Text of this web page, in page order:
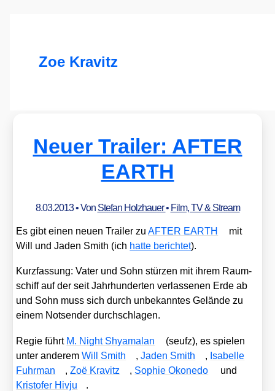
Zoe Kravitz
Neuer Trailer: AFTER
EARTH
8.03.2013• Von Stefan Holzhauer• Film, TV & Stream
Es gibt einen neu­en Trai­ler zuAFTER EARTH
mit
Will und Jaden Smith (ich hat­te berich­tet).
Kurz­fas­sung: Vater und Sohn stür­zen mit ihrem Raum­
schiff auf der seit Jahr­hun­der­ten ver­las­se­nen Erde ab
und Sohn muss sich durch unbe­kann­tes Gelän­de zu
einem Not­sen­der durch­schla­gen.
Regie führt M. Night Shya­mal­an
(seufz), es spie­len
unter ande­remWill Smith ,Jaden Smith , Isa­bel­le
Fuhr­man
,Zoë Kra­vitz , Sophie Oko­n­edo
und
Kris­to­fer Hiv­ju
.